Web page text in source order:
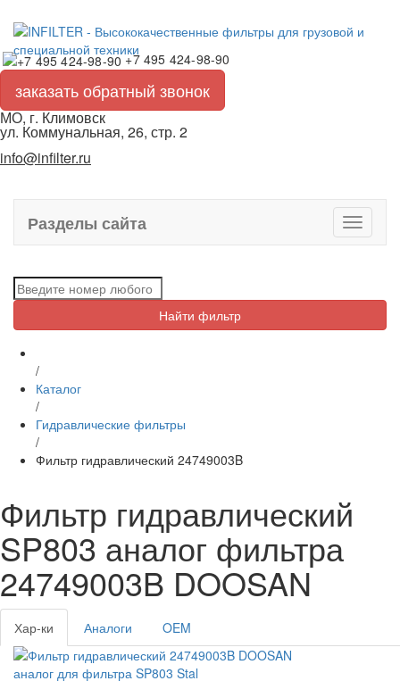
+7 495 424-98-90
заказать обратный звонок
МО, г. Климовск
ул. Коммунальная, 26, стр. 2
info@infilter.ru
Toggle
Разделы сайта
Найти фильтр
/
Каталог
/
Гидравлические фильтры
/
Фильтр гидравлический 24749003B
Фильтр гидравлический
SP803 аналог фильтра
24749003B DOOSAN
Хар-ки Аналоги OEM